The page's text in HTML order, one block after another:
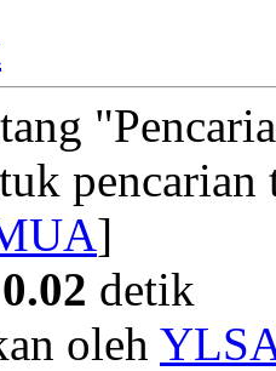
pencarian
]
0.02 detik
oleh